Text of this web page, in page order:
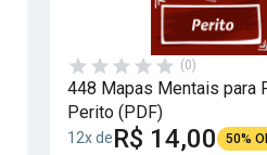
(0)
448 Mapas Mentais para
Perito (PDF)
12x deR$ 14,00 50%